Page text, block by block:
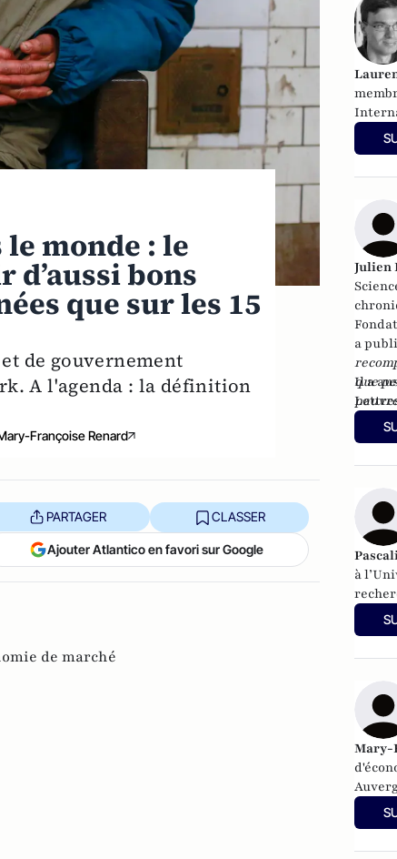
le monde : le
bons
que sur les 15
de gouvernement
A l'agenda : la définition
Françoise Renard
PARTAGER CLASSER
Ajouter Atlantico en favori sur Google
de marché
Julien
a
que
Il a
à
et
Mary-
dans